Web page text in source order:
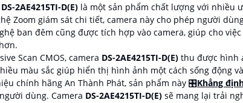
DS-2AE4215TI-D(E) là một sản phẩm chất lượng với nhiều
Zoom giám sát chi tiết, camera này cho phép người
ban đêm cũng được tích hợp vào camera, giúp cho
Scan CMOS, camera DS-2AE4215TI-D(E) thu được hình
màu sắc giúp hiển thị hình ảnh một cách sống động
chính hãng An Thành Phát, sản phẩm này 🎛Khẳng
dùng. Camera DS-2AE4215TI-D(E) sẽ mang lại trải